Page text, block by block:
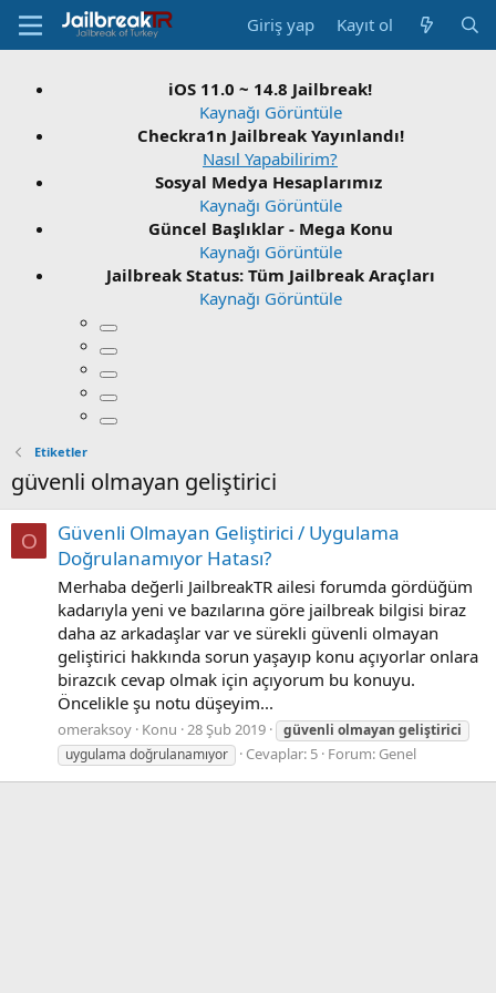
Giriş yap Kayıt ol
iOS 11.0 ~ 14.8 Jailbreak!
Kaynağı Görüntüle
Checkra1n Jailbreak Yayınlandı!
Nasıl Yapabilirim?
Sosyal Medya Hesaplarımız
Kaynağı Görüntüle
Güncel Başlıklar - Mega Konu
Kaynağı Görüntüle
Jailbreak Status: Tüm Jailbreak Araçları
Kaynağı Görüntüle
Etiketler
güvenli olmayan geliştirici
O
Güvenli Olmayan Geliştirici / Uygulama
Doğrulanamıyor Hatası?
Merhaba değerli JailbreakTR ailesi forumda gördüğüm
kadarıyla yeni ve bazılarına göre jailbreak bilgisi biraz
daha az arkadaşlar var ve sürekli güvenli olmayan
geliştirici hakkında sorun yaşayıp konu açıyorlar onlara
birazcık cevap olmak için açıyorum bu konuyu.
Öncelikle şu notu düşeyim...
omeraksoy Konu 28 Şub 2019 güvenli olmayan geliştirici
uygulama doğrulanamıyor
Cevaplar: 5 Forum: Genel